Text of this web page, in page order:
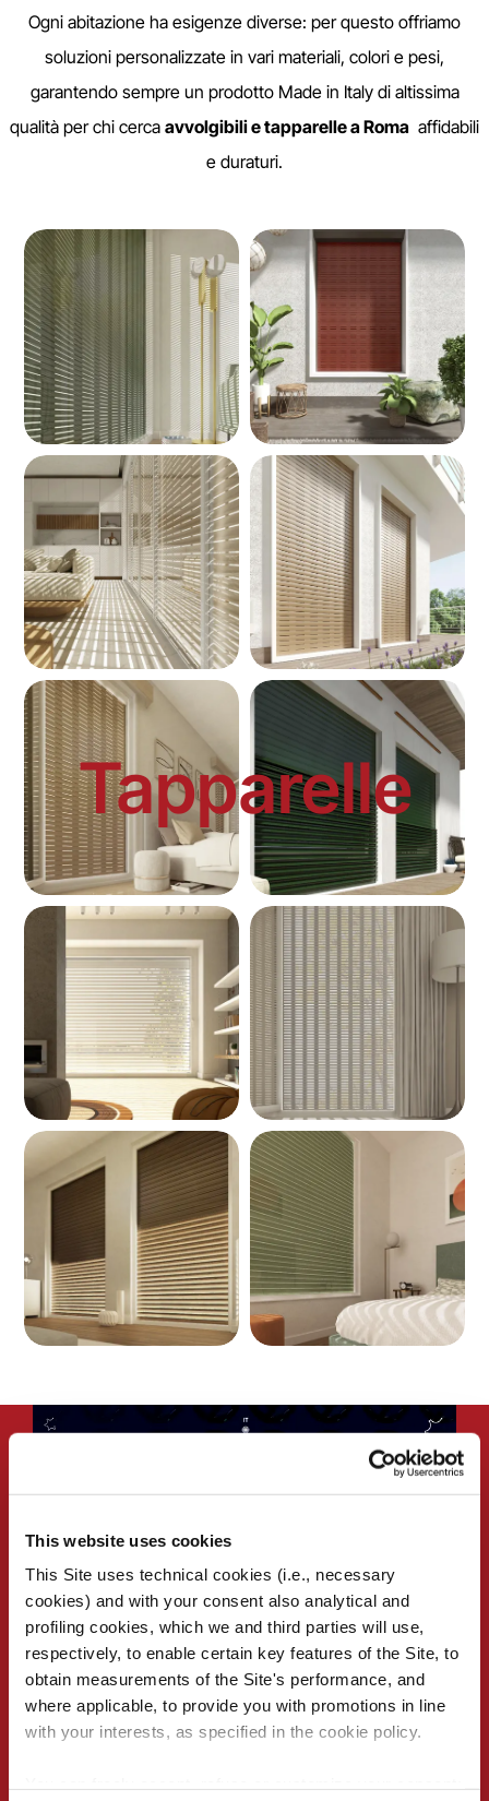
This website uses cookies
This Site uses technical cookies (i.e., necessary
cookies) and with your consent also analytical and
profiling cookies, which we and third parties will use,
respectively, to enable certain key features of the Site, to
obtain measurements of the Site's performance, and
where applicable, to provide you with promotions in line
with your interests, as specified in the cookie policy.
Ogni abitazione ha esigenze diverse: per questo offriamo
soluzioni personalizzate in vari materiali, colori e pesi,
garantendo sempre un prodotto Made in Italy di altissima
qualità per chi cerca avvolgibili e tapparelle a Roma affidabili
e duraturi.
Tapparelle
Motori per avvolgibili